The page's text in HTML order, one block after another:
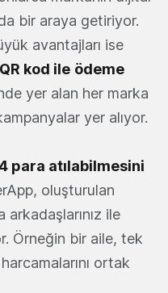
bir araya getiriyor.
avantajları ise
kod ile ödeme
yer alan her marka
yer alıyor.
para atılabilmesini
oluşturulan
arkadaşlarınız ile
Örneğin bir aile, tek
ortak